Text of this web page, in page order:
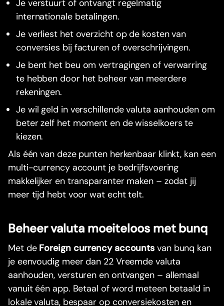
Je verstuurt of ontvangt regelmatig
internationale betalingen.
Je verliest het overzicht op de kosten van
conversies bij facturen of overschrijvingen.
Je bent het beu om vertragingen of verwarring
te hebben door het beheer van meerdere
rekeningen.
Je wil geld in verschillende valuta aanhouden om
beter zelf het moment en de wisselkoers te
kiezen.
Als één van deze punten herkenbaar klinkt, kan een
multi-currency account je bedrijfsvoering
makkelijker en transparanter maken – zodat jij
meer tijd hebt voor wat echt telt.
Beheer valuta moeiteloos met bunq
Met de Foreign currency accounts van bunq kan
je eenvoudig meer dan 22 Vreemde valuta
aanhouden, versturen en ontvangen – allemaal
vanuit één app. Betaal of word meteen betaald in
lokale valuta, bespaar op conversiekosten en